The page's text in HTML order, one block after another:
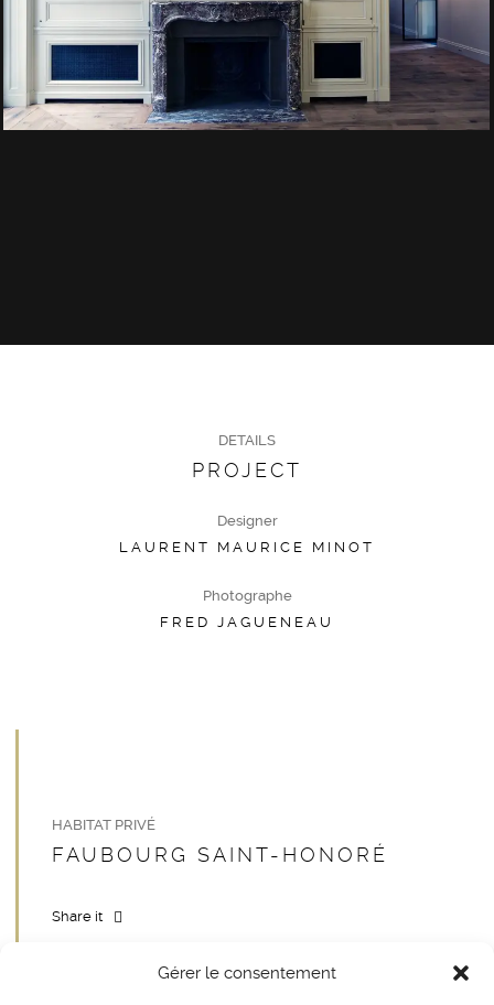
Gérer le consentement
DETAILS
PROJECT
Designer
LAURENT MAURICE MINOT
Photographe
FRED JAGUENEAU
HABITAT PRIVÉ
FAUBOURG SAINT-HONORÉ
Share it